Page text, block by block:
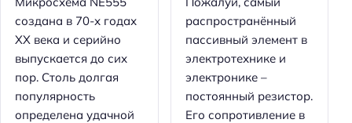
создана в 70-х годах
XX века и серийно
выпускается до сих
пор. Столь долгая
популярность
определена удачной
распространённый
пассивный элемент в
электротехнике и
электронике –
постоянный резистор.
Его сопротивление в